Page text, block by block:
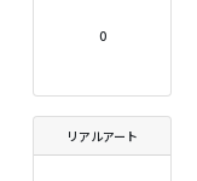
0
リアルアート